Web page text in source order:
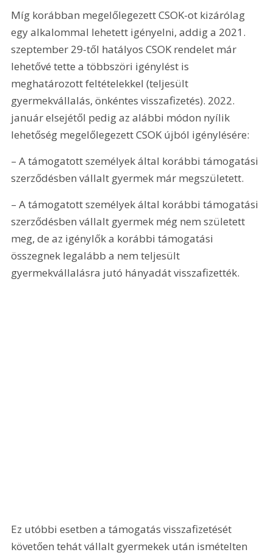
Míg korábban megelőlegezett CSOK-ot kizárólag
egy alkalommal lehetett igényelni, addig a 2021.
szeptember 29-től hatályos CSOK rendelet már
lehetővé tette a többszöri igénylést is
meghatározott feltételekkel (teljesült
gyermekvállalás, önkéntes visszafizetés). 2022.
január elsejétől pedig az alábbi módon nyílik
lehetőség megelőlegezett CSOK újból igénylésére:
– A támogatott személyek által korábbi támogatási
szerződésben vállalt gyermek már megszületett.
– A támogatott személyek által korábbi támogatási
szerződésben vállalt gyermek még nem született
meg, de az igénylők a korábbi támogatási
összegnek legalább a nem teljesült
gyermekvállalásra jutó hányadát visszafizették.
Ez utóbbi esetben a támogatás visszafizetését
követően tehát vállalt gyermekek után ismételten